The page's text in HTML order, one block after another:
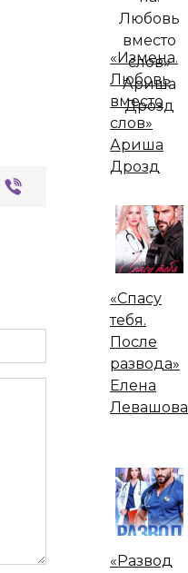
«Измена.
Любовь
вместо
слов»
Ариша
Дрозд
«Спасу
тебя.
После
развода»
Елена
Левашова
«Развод